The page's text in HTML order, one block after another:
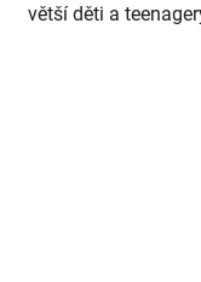
větší děti a